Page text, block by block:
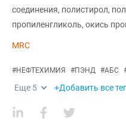
соединения, полистирол,
пропиленгликоль, окись
MRC
#НЕФТЕХИМИЯ #ПЭНД #АБС
Еще 5 +Добавить все